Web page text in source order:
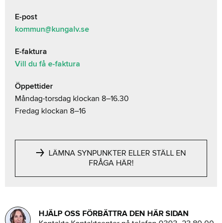
E-post
kommun@kungalv.se
E-faktura
Vill du få e-faktura
Öppettider
Måndag-torsdag klockan 8–16.30
Fredag klockan 8–16
LÄMNA SYNPUNKTER ELLER STÄLL EN
FRÅGA HÄR!
HJÄLP OSS FÖRBÄTTRA DEN HÄR SIDAN